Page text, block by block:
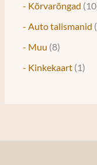
- Kõrvarõngad
10
- Auto talismanid
- Muu 8
- Kinkekaart 1